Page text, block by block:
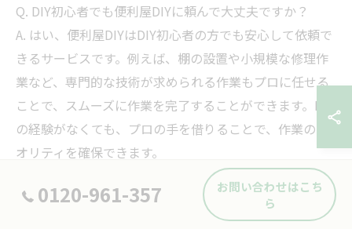
Q. DIY初心者でも便利屋DIYに頼んで大丈夫ですか？
A. はい、便利屋DIYはDIY初心者の方でも安心して依頼で
きるサービスです。例えば、棚の設置や小規模な修理作
業など、専門的な技術が求められる作業もプロに任せる
ことで、スムーズに作業を完了することができます。DIY
の経験がなくても、プロの手を借りることで、作業のク
オリティを確保できます。
Q. 便利屋DIYを依頼する際、契約前に確認すべきことは
0120-961-357
お問い合わせはこち
ら